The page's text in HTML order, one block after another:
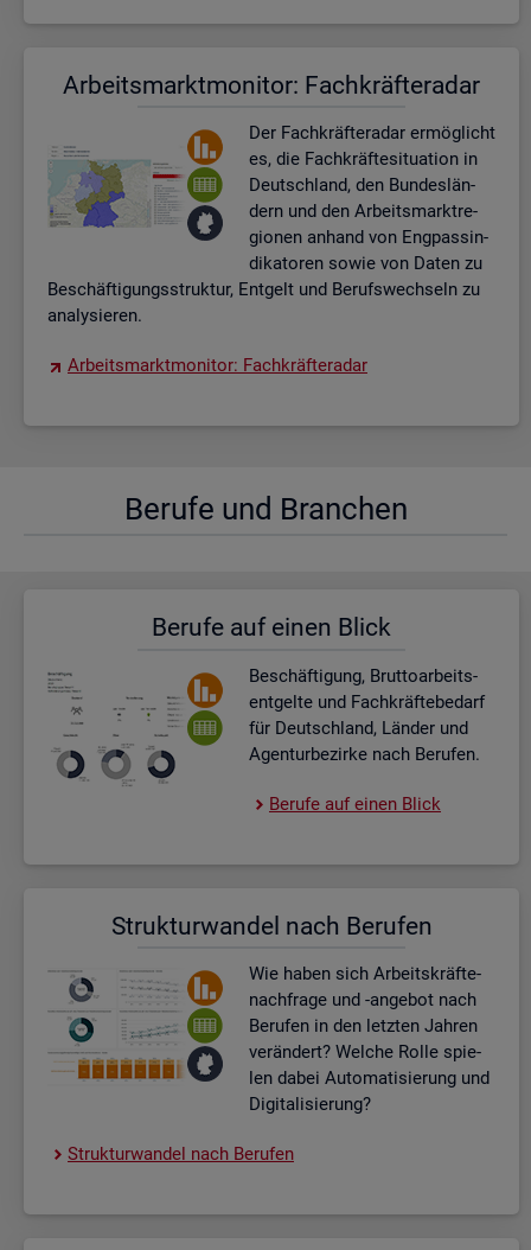
Ar­beits­markt­mo­ni­tor: Fach­kräf­te­ra­dar
Der Fach­kräf­te­ra­dar er­mög­licht
es, die Fach­kräf­te­si­tua­ti­on in
Deutsch­land, den Bun­des­län­
dern und den Ar­beits­markt­re­
gio­nen an­hand von Eng­pas­sin­
di­ka­to­ren sowie von Daten zu
Be­schäf­ti­gungs­struk­tur, Ent­gelt und Be­rufs­wech­seln zu
ana­ly­sie­ren.
Ar­beits­markt­mo­ni­tor: Fach­kräf­te­ra­dar
Be­ru­fe und Bran­chen
Be­ru­fe auf einen Blick
Be­schäf­ti­gung, Brut­to­ar­beits­
ent­gel­te und Fach­kräf­te­be­darf
für Deutsch­land, Län­der und
Agen­tur­be­zir­ke nach Be­ru­fen.
Be­ru­fe auf einen Blick
Struk­tur­wan­del nach Be­ru­fen
Wie haben sich Ar­beits­kräf­te­
nach­fra­ge und -an­ge­bot nach
Be­ru­fen in den letz­ten Jah­ren
ver­än­dert? Wel­che Rolle spie­
len dabei Au­to­ma­ti­sie­rung und
Di­gi­ta­li­sie­rung?
Struk­tur­wan­del nach Be­ru­fen